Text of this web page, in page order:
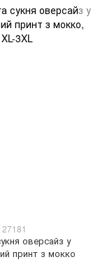
оверсайз у
принт з мокко